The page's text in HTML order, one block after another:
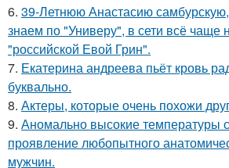
6. 39-Летнюю Анастасию
знаем по "Универу", в сети всё чаще
"российской Евой Грин".
7. Екатерина андреева пьёт кровь
буквально.
8. Актеры, которые очень похожи
9. Аномально высокие температуры
проявление любопытного
мужчин.